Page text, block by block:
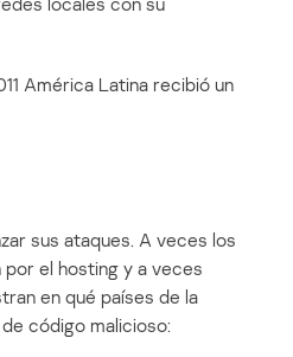
América Latina recibió un
sus ataques. A veces los
el hosting y a veces
en qué países de la
código malicioso: